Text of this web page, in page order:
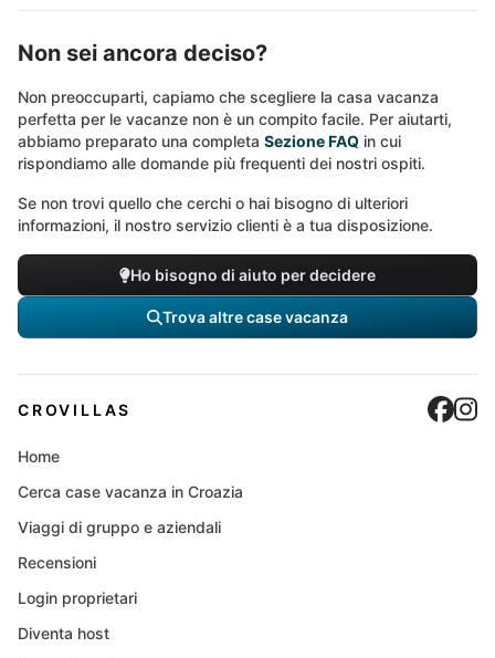
Non sei ancora deciso?
Non preoccuparti, capiamo che scegliere la casa vacanza
perfetta per le vacanze non è un compito facile. Per aiutarti,
abbiamo preparato una completa Sezione FAQ in cui
rispondiamo alle domande più frequenti dei nostri ospiti.
Se non trovi quello che cerchi o hai bisogno di ulteriori
informazioni, il nostro servizio clienti è a tua disposizione.
Ho bisogno di aiuto per decidere
Trova altre case vacanza
CROVILLAS
Home
Cerca case vacanza in Croazia
Viaggi di gruppo e aziendali
Recensioni
Login proprietari
Diventa host